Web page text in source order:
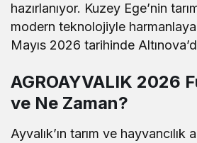
hazırlanıyor. Kuzey Ege’nin
modern teknolojiyle
Mayıs 2026 tarihinde
AGROAYVALIK 2026
ve Ne Zaman?
Ayvalık’ın tarım ve hayvancılık